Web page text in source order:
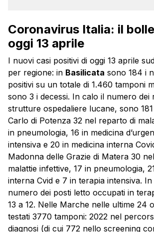
Coronavirus Italia: il
oggi 13 aprile
I nuovi casi positivi di oggi 13 aprile
per regione: in Basilicata sono 184 i
positivi su un totale di 1.460 tamponi
sono 3 i decessi. In calo il numero dei
strutture ospedaliere lucane, sono
Carlo di Potenza 32 nel reparto di
in pneumologia, 16 in medicina
intensiva e 20 in medicina interna
Madonna delle Grazie di Matera 30
malattie infettive, 17 in pneumologia,
interna Cvid e 7 in terapia intensiva.
numero dei posti letto occupati in
13 a 12. Nelle Marche nelle ultime 24
testati 3770 tamponi: 2022 nel
diagnosi (di cui 772 nello screening